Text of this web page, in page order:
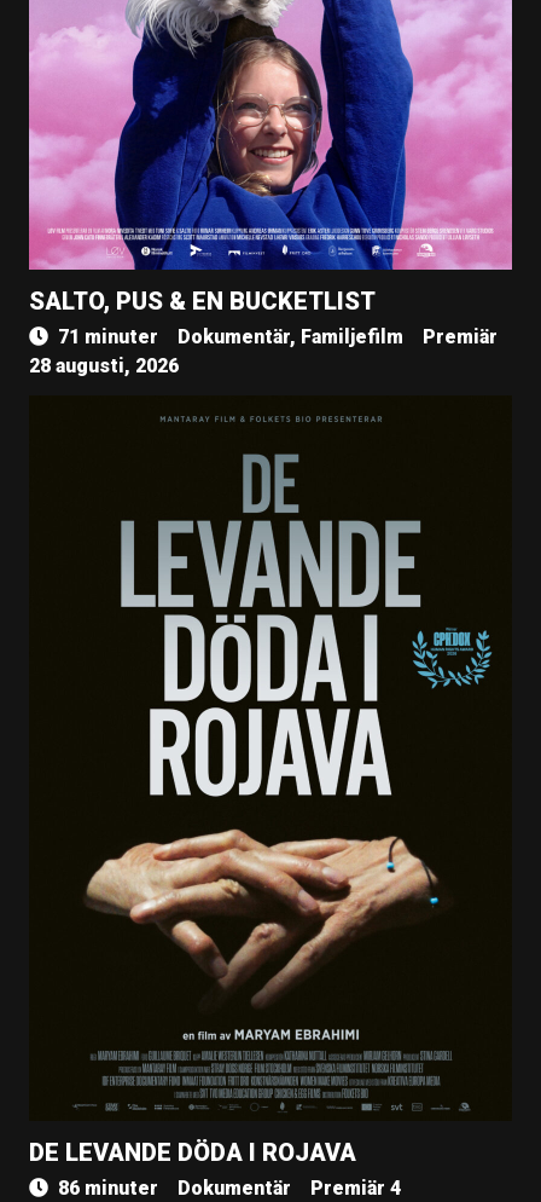
SALTO, PUS & EN BUCKETLIST
71 minuter Dokumentär, Familjefilm
Premiär
28 augusti, 2026
DE LEVANDE DÖDA I ROJAVA
86 minuter Dokumentär Premiär 4